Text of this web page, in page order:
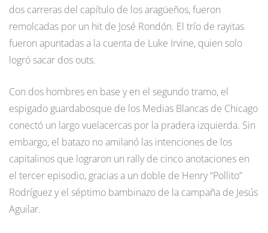
dos carreras del capítulo de los aragüeños, fueron
remolcadas por un hit de José Rondón. El trío de rayitas
fueron apuntadas a la cuenta de Luke Irvine, quien solo
logró sacar dos outs.
Con dos hombres en base y en el segundo tramo, el
espigado guardabosque de los Medias Blancas de Chicago
conectó un largo vuelacercas por la pradera izquierda. Sin
embargo, el batazo no amilanó las intenciones de los
capitalinos que lograron un rally de cinco anotaciones en
el tercer episodio, gracias a un doble de Henry “Pollito”
Rodríguez y el séptimo bambinazo de la campaña de Jesús
Aguilar.